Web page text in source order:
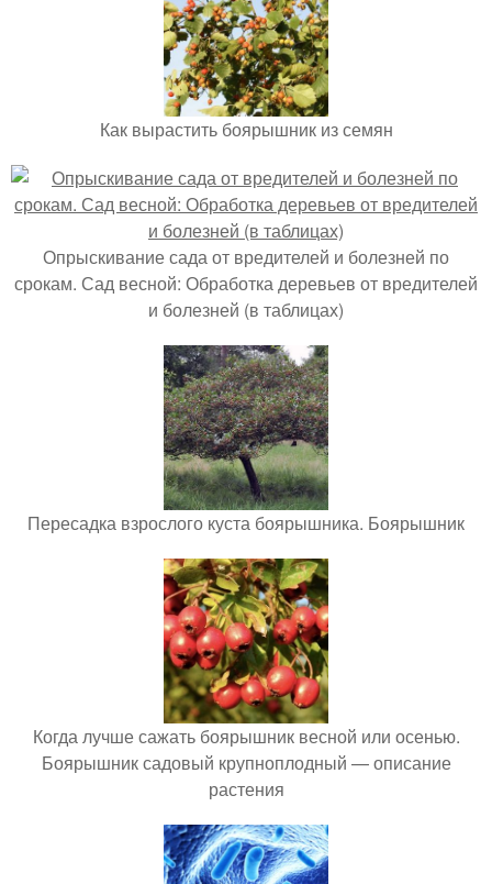
Как вырастить боярышник из семян
Опрыскивание сада от вредителей и болезней по
срокам. Сад весной: Обработка деревьев от вредителей
и болезней (в таблицах)
Пересадка взрослого куста боярышника. Боярышник
Когда лучше сажать боярышник весной или осенью.
Боярышник садовый крупноплодный — описание
растения